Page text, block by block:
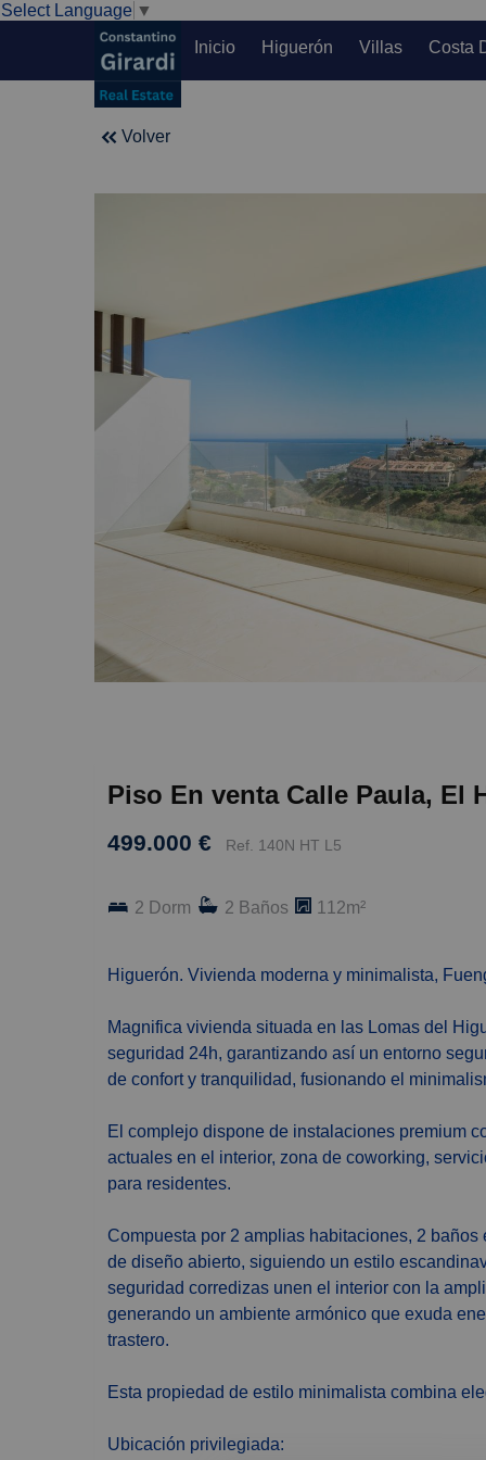
Select Language ▼
Inicio
Higuerón Villas Costa
Volver
Piso En venta Calle Paula, El
499.000 € Ref. 140N HT L5
2 Dorm 2 Baños 112m²
Higuerón. Vivienda moderna y minimalista,
Magnifica vivienda situada en las Lomas del
seguridad 24h, garantizando así un entorno
de confort y tranquilidad, fusionando el
El complejo dispone de instalaciones premium
actuales en el interior, zona de coworking,
para residentes.
Compuesta por 2 amplias habitaciones, 2
de diseño abierto, siguiendo un estilo
seguridad corredizas unen el interior con la
generando un ambiente armónico que exuda
trastero.
Esta propiedad de estilo minimalista combina
Ubicación privilegiada: